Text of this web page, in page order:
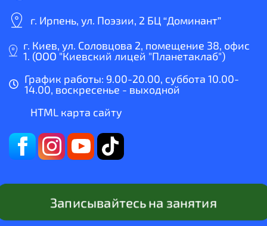
г. Ирпень, ул. Поэзии, 2 БЦ “Доминант”
г. Киев, ул. Соловцова 2, помещение 38, офис
1. (ООО "Киевский лицей "Планетаклаб")
График работы: 9.00-20.00, суббота 10.00-
14.00, воскресенье - выходной
HTML карта сайту
Записывайтесь на занятия